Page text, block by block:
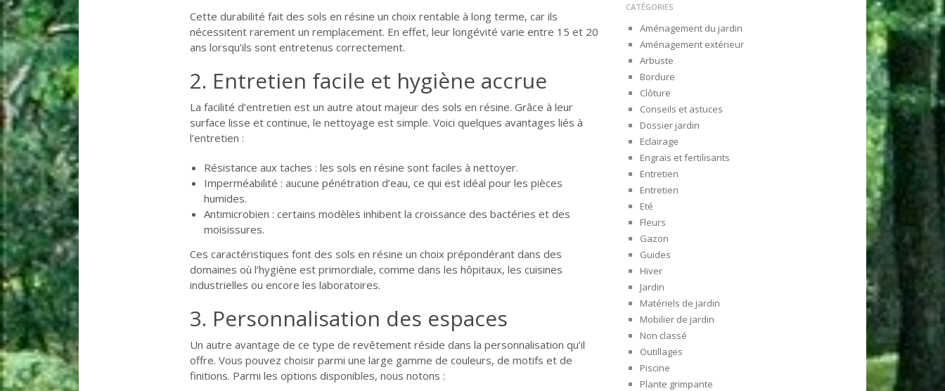
Cette durabilité fait des sols en résine un choix rentable à long terme, car ils
nécessitent rarement un remplacement. En effet, leur longévité varie entre 15 et 20
ans lorsqu’ils sont entretenus correctement.
2. Entretien facile et hygiène accrue
La facilité d’entretien est un autre atout majeur des sols en résine. Grâce à leur
surface lisse et continue, le nettoyage est simple. Voici quelques avantages liés à
l’entretien :
Résistance aux taches : les sols en résine sont faciles à nettoyer.
Imperméabilité : aucune pénétration d’eau, ce qui est idéal pour les pièces
humides.
Antimicrobien : certains modèles inhibent la croissance des bactéries et des
moisissures.
Ces caractéristiques font des sols en résine un choix prépondérant dans des
domaines où l’hygiène est primordiale, comme dans les hôpitaux, les cuisines
industrielles ou encore les laboratoires.
3. Personnalisation des espaces
Un autre avantage de ce type de revêtement réside dans la personnalisation qu’il
offre. Vous pouvez choisir parmi une large gamme de couleurs, de motifs et de
finitions. Parmi les options disponibles, nous notons :
CATÉGORIES
Aménagement du jardin
Aménagement extérieur
Arbuste
Bordure
Clôture
Conseils et astuces
Dossier jardin
Eclairage
Engrais et fertilisants
Entretien
Entretien
Eté
Fleurs
Gazon
Guides
Hiver
Jardin
Matériels de jardin
Mobilier de jardin
Non classé
Outillages
Piscine
Plante grimpante